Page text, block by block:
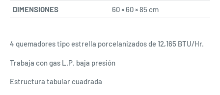
DIMENSIONES
60 × 60 × 85 cm
4 quemadores tipo estrella porcelanizados de 12,165 BTU/Hr.
Trabaja con gas L.P. baja presión
Estructura tabular cuadrada